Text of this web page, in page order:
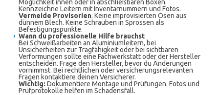
Möglichkeit innen oder in abschließbaren Boxen.
Kennzeichne Leitern mit Inventarnummern und Fotos.
Vermeide Provisorien. Keine improvisierten Ösen aus
dünnem Blech. Keine Schrauben in Sprossen als
Befestigungspunkte.
Wann du professionelle Hilfe brauchst
Bei Schweißarbeiten an Aluminiumleitern, bei
Unsicherheiten zur Tragfähigkeit oder bei sichtbaren
Verformungen sollte eine Fachwerkstatt oder der Hersteller
entscheiden. Frage den Hersteller, bevor du Änderungen
vornimmst. Bei rechtlichen oder versicherungsrelevanten
Fragen kontaktiere deinen Versicherer.
Wichtig: Dokumentiere Montage und Prüfungen. Fotos und
Prüfprotokolle helfen im Schadensfall.